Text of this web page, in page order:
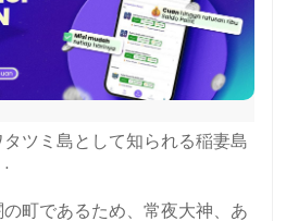
ツミ島として知られる稲妻島
.
町であるため、常夜大神、あ